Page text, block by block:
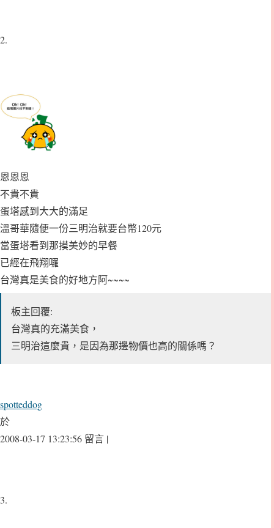
2.
恩恩恩
不貴不貴
蛋塔感到大大的滿足
溫哥華隨便一份三明治就要台幣120元
當蛋塔看到那摸美妙的早餐
已經在飛翔囉
台灣真是美食的好地方阿~~~~
板主回覆:
台灣真的充滿美食，
三明治這麼貴，是因為那邊物價也高的關係嗎？
spotteddog
於
2008-03-17 13:23:56 留言 |
3.